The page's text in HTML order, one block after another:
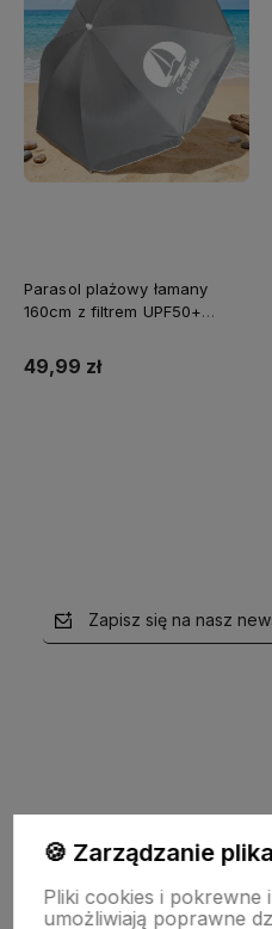
Parasol plażowy łamany
160cm z filtrem UPF50+
49,99 zł
Zapisz się na nasz
Moje konto
🍪 Zarządzanie
Pliki cookies i pokrewne
umożliwiają poprawne